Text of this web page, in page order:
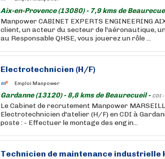
Aix-en-Provence (13080) - 7,9 kms de
Manpower CABINET EXPERTS ENGINEERING
client, un acteur du secteur de l'aéronautique,
au Responsable QHSE, vous jouerez un rôle ...
Electrotechnicien (H/F)
Emploi Manpower
Gardanne (13120) - 8,8 kms de Beaurecueil - CDI -
Le Cabinet de recrutement Manpower
Electrotechnicien d'atelier (H/F) en CDI à
poste : - Effectuer le montage des engin...
Technicien de maintenance industrielle